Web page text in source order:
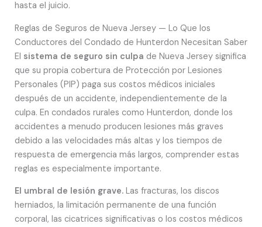
hasta el juicio.
Reglas de Seguros de Nueva Jersey — Lo Que los
Conductores del Condado de Hunterdon Necesitan Saber
El sistema de seguro sin culpa de Nueva Jersey significa
que su propia cobertura de Protección por Lesiones
Personales (PIP) paga sus costos médicos iniciales
después de un accidente, independientemente de la
culpa. En condados rurales como Hunterdon, donde los
accidentes a menudo producen lesiones más graves
debido a las velocidades más altas y los tiempos de
respuesta de emergencia más largos, comprender estas
reglas es especialmente importante.
El umbral de lesión grave. Las fracturas, los discos
herniados, la limitación permanente de una función
corporal, las cicatrices significativas o los costos médicos